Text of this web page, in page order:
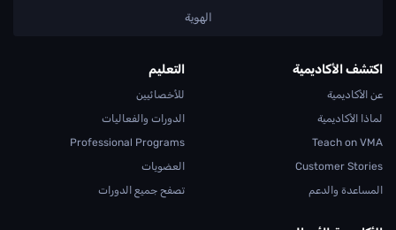
الهوية
اكتشف الأكاديمية
عن الأكاديمية
لماذا الأكاديمية
Teach on VMA
Customer Stories
المساعدة والدعم
التعليم
للأخصائيين
الدورات والفعاليات
Professional Programs
العضويات
تصفح جميع الدورات